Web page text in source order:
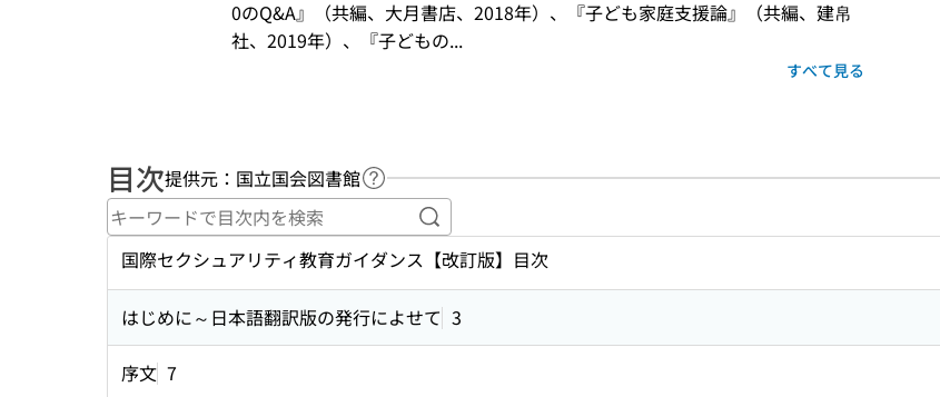
0のQ&A』（共編、大月書店、2018年）、『子ども家庭支援論』（共編、建帛
社、2019年）、『子どもの...
すべて見る
目次提供元：国立国会図書館 ヘルプページへのリンク
キーワードで目次内を検索
国際セクシュアリティ教育ガイダンス【改訂版】目次
はじめに～日本語翻訳版の発行によせて 3
序文 7